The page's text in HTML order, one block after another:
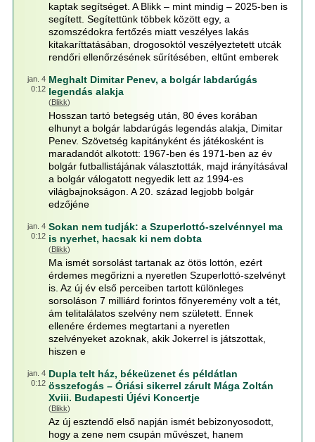
kaptak segítséget. A Blikk – mint mindig – 2025-ben is
segített. Segítettünk többek között egy, a
szomszédokra fertőzés miatt veszélyes lakás
kitakaríttatásában, drogosoktól veszélyeztetett utcák
rendőri ellenőrzésének sűrítésében, eltűnt emberek
jan. 4
0:12
Meghalt Dimitar Penev, a bolgár labdarúgás
legendás alakja
(Blikk)
Hosszan tartó betegség után, 80 éves korában
elhunyt a bolgár labdarúgás legendás alakja, Dimitar
Penev. Szövetség kapitányként és játékosként is
maradandót alkotott: 1967-ben és 1971-ben az év
bolgár futballistájának választották, majd irányításával
a bolgár válogatott negyedik lett az 1994-es
világbajnokságon. A 20. század legjobb bolgár
edzőjéne
jan. 4
0:12
Sokan nem tudják: a Szuperlottó-szelvénnyel ma
is nyerhet, hacsak ki nem dobta
(Blikk)
Ma ismét sorsolást tartanak az ötös lottón, ezért
érdemes megőrizni a nyeretlen Szuperlottó-szelvényt
is. Az új év első perceiben tartott különleges
sorsoláson 7 milliárd forintos főnyeremény volt a tét,
ám telitalálatos szelvény nem született. Ennek
ellenére érdemes megtartani a nyeretlen
szelvényeket azoknak, akik Jokerrel is játszottak,
hiszen e
jan. 4
0:12
Dupla telt ház, békeüzenet és példátlan
összefogás – Óriási sikerrel zárult Mága Zoltán
Xviii. Budapesti Újévi Koncertje
(Blikk)
Az új esztendő első napján ismét bebizonyosodott,
hogy a zene nem csupán művészet, hanem